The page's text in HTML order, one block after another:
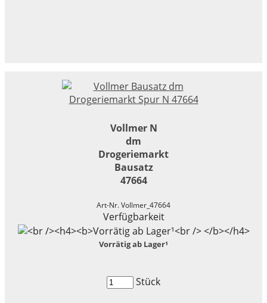
Vollmer N
dm
Drogeriemarkt
Bausatz
47664
Art-Nr. Vollmer_47664
Verfügbarkeit
Vorrätig ab Lager¹
Stück